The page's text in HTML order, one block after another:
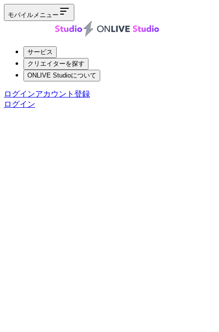
モバイルメニュー
サービス
クリエイターを探す
ONLIVE Studioについて
ログインアカウント登録
ログイン